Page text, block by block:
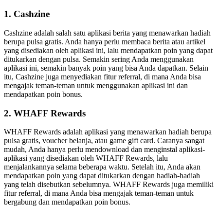
1. Cashzine
Cashzine adalah salah satu aplikasi berita yang menawarkan hadiah
berupa pulsa gratis. Anda hanya perlu membaca berita atau artikel
yang disediakan oleh aplikasi ini, lalu mendapatkan poin yang dapat
ditukarkan dengan pulsa. Semakin sering Anda menggunakan
aplikasi ini, semakin banyak poin yang bisa Anda dapatkan. Selain
itu, Cashzine juga menyediakan fitur referral, di mana Anda bisa
mengajak teman-teman untuk menggunakan aplikasi ini dan
mendapatkan poin bonus.
2. WHAFF Rewards
WHAFF Rewards adalah aplikasi yang menawarkan hadiah berupa
pulsa gratis, voucher belanja, atau game gift card. Caranya sangat
mudah, Anda hanya perlu mendownload dan menginstal aplikasi-
aplikasi yang disediakan oleh WHAFF Rewards, lalu
menjalankannya selama beberapa waktu. Setelah itu, Anda akan
mendapatkan poin yang dapat ditukarkan dengan hadiah-hadiah
yang telah disebutkan sebelumnya. WHAFF Rewards juga memiliki
fitur referral, di mana Anda bisa mengajak teman-teman untuk
bergabung dan mendapatkan poin bonus.